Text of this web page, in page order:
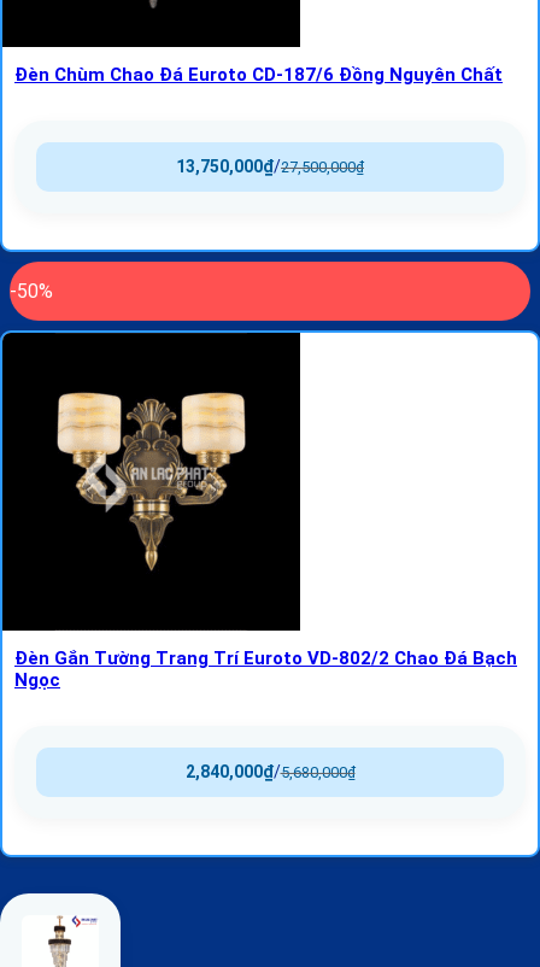
Đèn Chùm Chao Đá Euroto CD-187/6 Đồng Nguyên Chất
27,500,000₫
/
13,750,000₫
-50%
Đèn Gắn Tường Trang Trí Euroto VD-802/2 Chao Đá Bạch
Ngọc
5,680,000₫
/
2,840,000₫